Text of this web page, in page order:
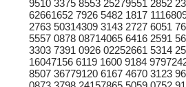
9510 3375 8553 25279551 2852
62661652 7926 5482 1817
2763 50314309 3143 2727 6051
5557 0878 08714065 6416 2591
3303 7391 0926 02252661 5314
16047156 6119 1600 9184
8507 36779120 6167 4670 3123